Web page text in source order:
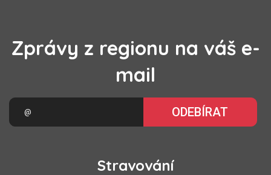
Zprávy z regionu na váš e-
mail
ODEBÍRAT
Stravování